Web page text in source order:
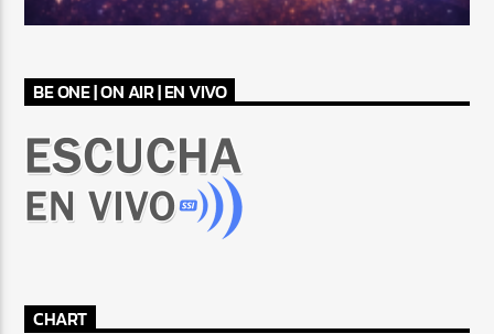
BE ONE | ON AIR | EN VIVO
CHART